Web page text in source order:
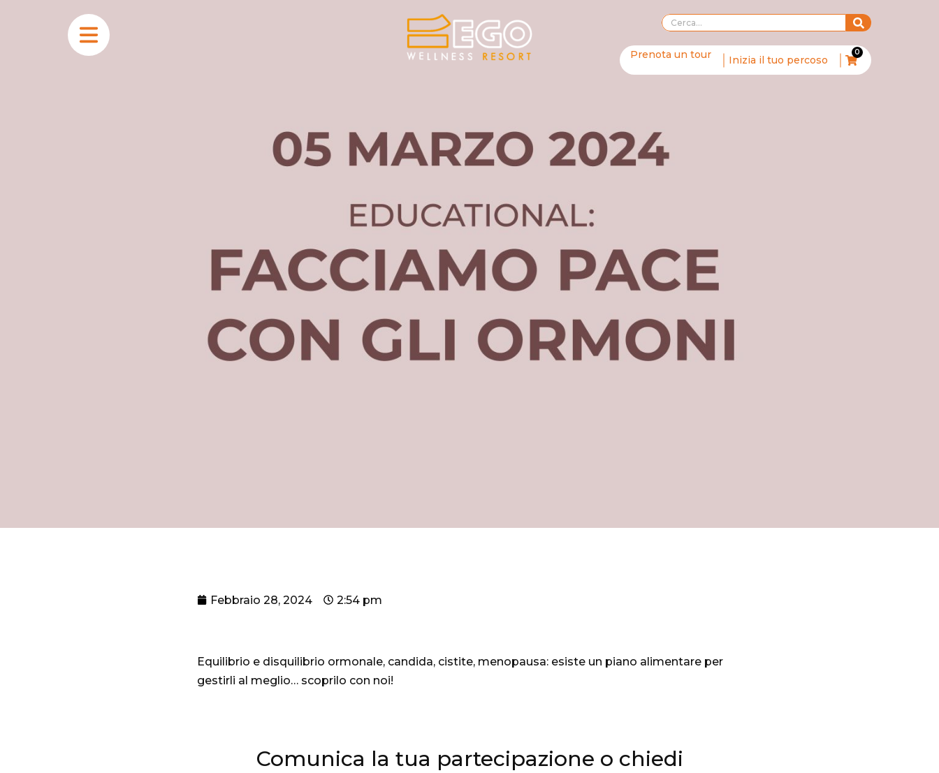
Prenota un tour Inizia il tuo percoso
0
Febbraio 28, 2024 2:54 pm
Equilibrio e disquilibrio ormonale, candida, cistite, menopausa: esiste un piano alimentare per
gestirli al meglio… scoprilo con noi!
Comunica la tua partecipazione o chiedi